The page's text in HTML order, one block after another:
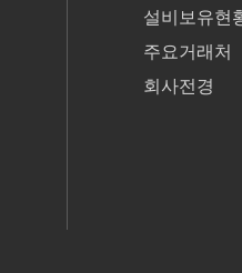
가족기업확인서설비보유현
주요거래처
회사전경